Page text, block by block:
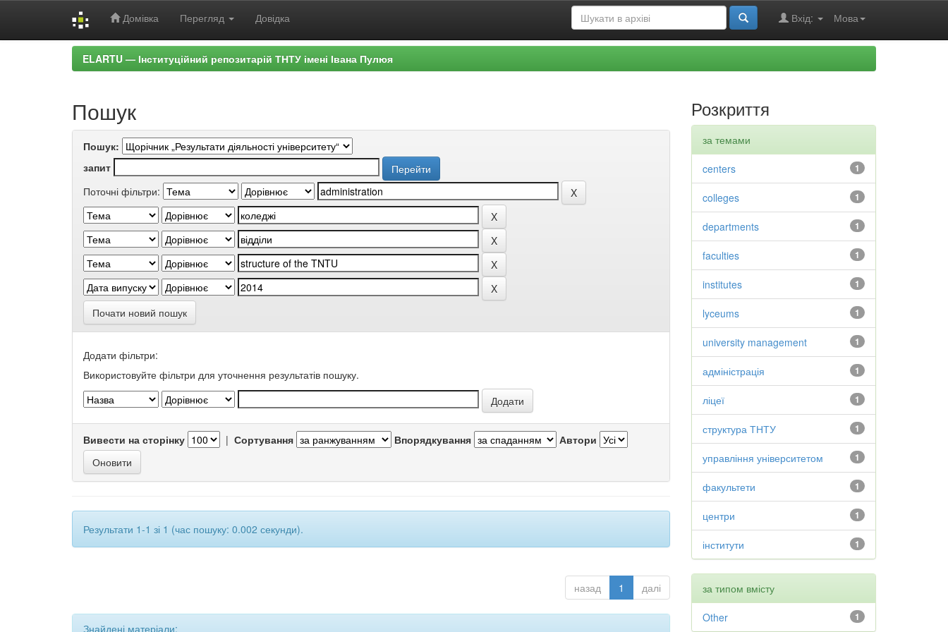
Домівка Перегляд Довідка Мова
Вхід:
ELARTU — Інституційний репозитарій ТНТУ імені Івана Пулюя
Пошук
Пошук:
запит
Поточні фільтри:
Почати новий пошук
Додати фільтри:
Використовуйте фільтри для уточнення результатів пошуку.
Вивести на сторінку | Сортування Впорядкування Автори
Результати 1-1 зі 1 (час пошуку: 0.002 секунди).
назад 1 далі
Знайдені матеріали:
Розкриття
за темами
1
centers
1
colleges
1
departments
1
faculties
1
institutes
1
lyceums
1
university management
1
адміністрація
1
ліцеї
1
структура ТНТУ
1
управління університетом
1
факультети
1
центри
1
інститути
за типом вмісту
1
Other